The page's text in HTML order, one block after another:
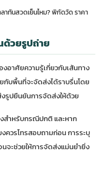
ทันสวดเย็นไหม? พิกัดวัด ราคา
ด้วยรูปถ่าย
อาศัยความรู้เกี่ยวกับเส้นทาง
กับพื้นที่จะจัดส่งได้ราบรื่นโดย
รูปยืนยันการจัดส่งให้ด้วย
สำหรับกรณีปกติ และหาก
ควรโทรสอบถามก่อน การระบุ
จะช่วยให้การจัดส่งแม่นยำยิ่ง